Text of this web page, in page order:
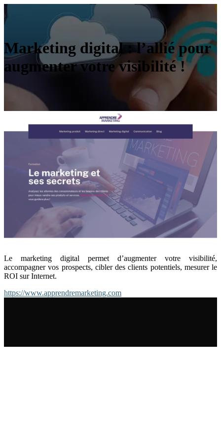
Marketing digital : l’allié pour
augmenter votre visibilité !
Le marketing digital permet d’augmenter votre visibilité,
accompagner vos prospects, cibler des clients potentiels, mesurer le
ROI sur Internet.
https://www.apprendremarketing.com